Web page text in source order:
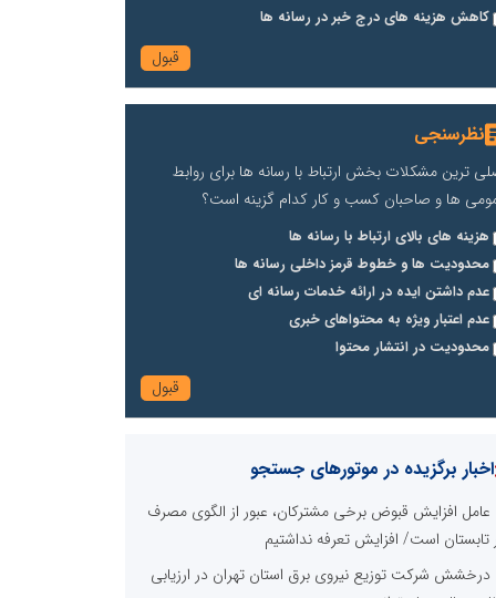
کاهش هزینه های درج خبر در رسانه ها
نظرسنجی
ترین مشکلات بخش ارتباط با رسانه ها برای روابط
ها و صاحبان کسب و کار کدام گزینه است؟
هزینه های بالای ارتباط با رسانه ها
محدودیت ها و خطوط قرمز داخلی رسانه ها
عدم داشتن ایده در ارائه خدمات رسانه ای
عدم اعتبار ویژه به محتواهای خبری
محدودیت در انتشار محتوا
اخبار برگزیده در موتورهای جستجو
عامل افزایش قبوض برخی مشترکان، عبور از الگوی مصرف
تابستان است/ افزایش تعرفه نداشتیم
درخشش شرکت توزیع نیروی برق استان تهران در ارزیابی